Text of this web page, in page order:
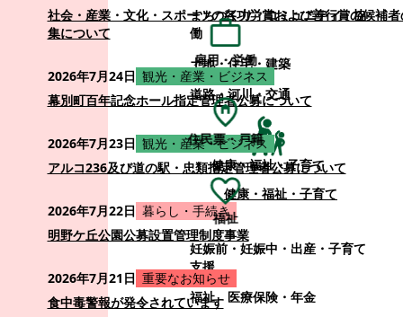
まちづくり・コミュニティ・協
働
土地・住宅・建築
道路・河川・交通
健康・福祉・子育て
健康・福祉・子育て
妊娠前・妊娠中・出産・子育て
支援
福祉
医療保険・年金
社会・産業・文化・スポーツの各功労賞および善行賞の候補
集について
2026年7月24日 観光・産業・ビジネス
幕別町百年記念ホール指定管理者公募について
2026年7月23日 観光・産業・ビジネス
アルコ236及び道の駅・忠類指定管理者公募について
2026年7月22日 暮らし・手続き
明野ケ丘公園公募設置管理制度事業
2026年7月21日 重要なお知らせ
食中毒警報が発令されています
雇用・労働
住民票・戸籍
福祉